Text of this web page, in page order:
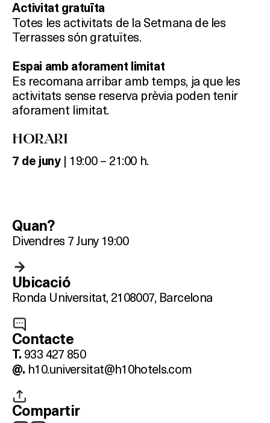
Què vols fer?
HOTELS
TERRASSES
SPAS
RESTAURANTS
Activitat gratuïta
Totes les activitats de la Setmana de les
Terrasses són gratuïtes.
Espai amb aforament limitat
Es recomana arribar amb temps, ja que les
activitats sense reserva prèvia poden tenir
aforament limitat.
HORARI
7 de juny| 19:00 – 21:00 h.
Quan?
Divendres 7 Juny 19:00
Ubicació
Ronda Universitat, 2108007, Barcelona
Contacte
T. 933 427 850
@. h10.universitat@h10hotels.com
Compartir